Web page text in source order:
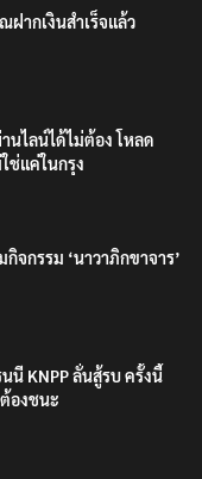
ฝากเงินสำเร็จแล้ว
นไลน์ได้ไม่ต้อง โหลด
ช่แค่ในกรุง
จกรรม ‘นาวาภิกขาจาร’
นี KNPP ลั่นสู้รบ ครั้งนี้
องชนะ